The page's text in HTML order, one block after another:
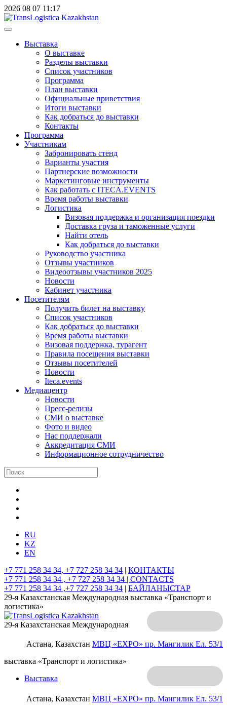
2026 08 07 11:17
Выставка
О выставке
Разделы выставки
Список участников
Программа
План выставки
Официальные приветствия
Итоги выставки
Как добраться до выставки
Контакты
Программа
Участникам
Забронировать стенд
Варианты участия
Партнерские возможности
Маркетинговые инструменты
Как работать с ITECA.EVENTS
Время работы выставки
Логистика
Визовая поддержка и организация поездки
Доставка груза и таможенные услуги
Найти отель
Как добраться до выставки
Руководство участника
Отзывы участников
Видеоотзывы участников 2025
Новости
Кабинет участника
Посетителям
Получить билет на выставку
Список участников
Как добраться до выставки
Время работы выставки
Визовая поддержка, турагент
Правила посещения выставки
Отзывы посетителей
Новости
Iteca.events
Медиацентр
Новости
Пресс-релизы
СМИ о выставке
Фото и видео
Нас поддержали
Аккредитация СМИ
Информационное сотрудничество
RU
KZ
EN
+7 771 258 34 34, +7 727 258 34 34 | КОНТАКТЫ
+7 771 258 34 34 , +7 727 258 34 34 | CONTACTS
+7 771 258 34 34 ,+7 727 258 34 34 | БАЙЛАНЫСТАР
29-я Казахстанская Международная выставка «Транспорт и
логистика»
Астана, Казахстан МВЦ «EXPO» пр. Мангилик Ел. 53/1
29-я Казахстанская Международная
выставка «Транспорт и логистика»
Астана, Казахстан МВЦ «EXPO» пр. Мангилик Ел. 53/1
Выставка